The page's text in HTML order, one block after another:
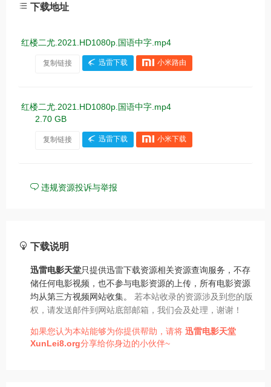
下载地址
红楼二尤.2021.HD1080p.国语中字.mp4
复制链接 迅雷下载 小米路由
红楼二尤.2021.HD1080p.国语中字.mp4
2.70 GB
复制链接 迅雷下载 小米下载
违规资源投诉与举报
下载说明
迅雷电影天堂只提供迅雷下载资源相关资源查询服务，不存
储任何电影视频，也不参与电影资源的上传，所有电影资源
均从第三方视频网站收集。 若本站收录的资源涉及到您的版
权，请发送邮件到网站底部邮箱，我们会及处理，谢谢！
如果您认为本站能够为你提供帮助，请将 迅雷电影天堂
XunLei8.org分享给你身边的小伙伴~